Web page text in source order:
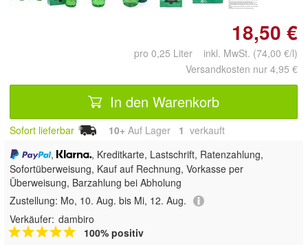
18,50 €
pro 0,25 Liter inkl. MwSt. (74,00 €/l)
Versandkosten nur 4,95 €
In den Warenkorb
Sofort lieferbar 10+ Auf Lager 1 verkauft
,
, Kreditkarte, Lastschrift, Ratenzahlung,
Sofortüberweisung, Kauf auf Rechnung, Vorkasse per
Überweisung, Barzahlung bei Abholung
Zustellung: Mo, 10. Aug. bis Mi, 12. Aug.
Verkäufer: dambiro
100% positiv